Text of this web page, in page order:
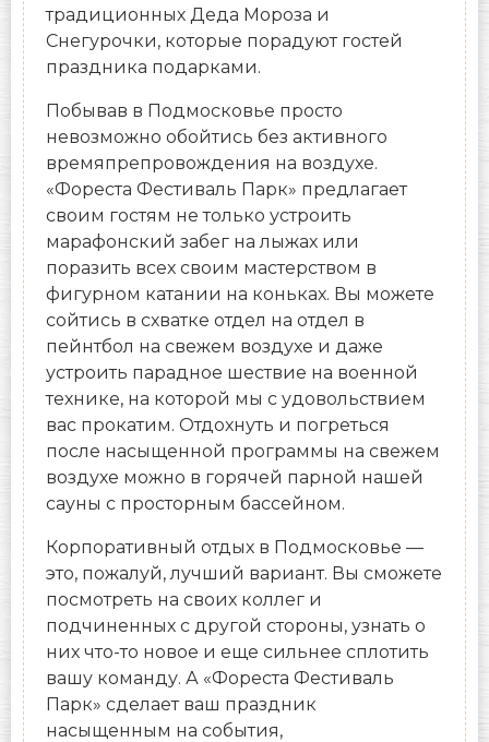
традиционных Деда Мороза и
Снегурочки, которые порадуют гостей
праздника подарками.
Побывав в Подмосковье просто
невозможно обойтись без активного
времяпрепровождения на воздухе.
«Фореста Фестиваль Парк» предлагает
своим гостям не только устроить
марафонский забег на лыжах или
поразить всех своим мастерством в
фигурном катании на коньках. Вы можете
сойтись в схватке отдел на отдел в
пейнтбол на свежем воздухе и даже
устроить парадное шествие на военной
технике, на которой мы с удовольствием
вас прокатим. Отдохнуть и погреться
после насыщенной программы на свежем
воздухе можно в горячей парной нашей
сауны с просторным бассейном.
Корпоративный отдых в Подмосковье —
это, пожалуй, лучший вариант. Вы сможете
посмотреть на своих коллег и
подчиненных с другой стороны, узнать о
них что-то новое и еще сильнее сплотить
вашу команду. А «Фореста Фестиваль
Парк» сделает ваш праздник
насыщенным на события,